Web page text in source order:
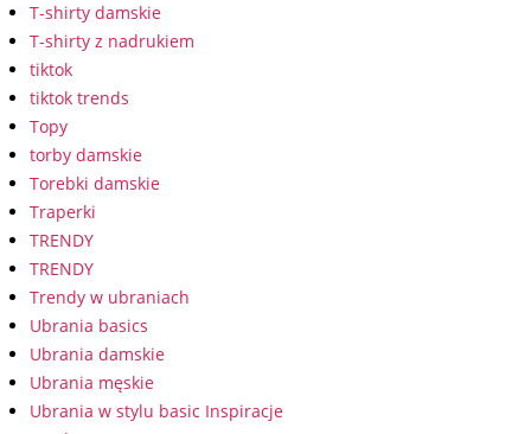
T-shirty damskie
T-shirty z nadrukiem
tiktok
tiktok trends
Topy
torby damskie
Torebki damskie
Traperki
TRENDY
TRENDY
Trendy w ubraniach
Ubrania basics
Ubrania damskie
Ubrania męskie
Ubrania w stylu basic Inspiracje